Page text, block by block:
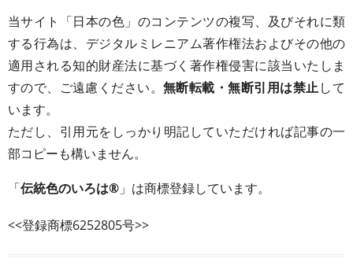
当サイト「日本の色」のコンテンツの複写、及びそれに類
する行為は、デジタルミレニアム著作権法およびその他の
適用される知的財産法に基づく著作権侵害に該当いたしま
すので、ご遠慮ください。 無断転載・無断引用は禁止して
います。
ただし、引用元をしっかり明記していただければ記事の一
部コピーも構いません。
「伝統色のいろは® 」は商標登録しています。
<<登録商標6252805号>>